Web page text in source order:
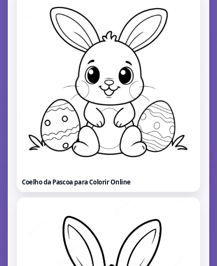
Coelho da Pascoa para ColorirOnline